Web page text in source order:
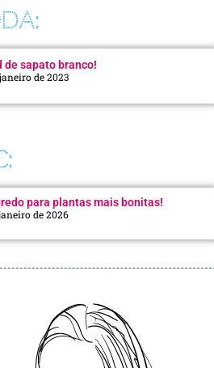
de sapato branco!
de 2023
para plantas mais bonitas!
de 2026